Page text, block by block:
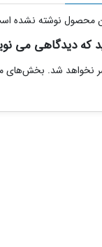
محصول نوشته نشده
که دیدگاهی می
نخواهد شد. بخش‌های